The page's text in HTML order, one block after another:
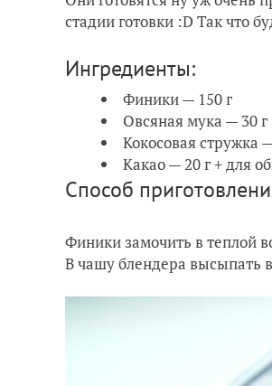
стадии готовки :D Так что
Ингредиенты:
Финики — 150 г
Овсяная мука — 30 г
Кокосовая стружка
Какао — 20 г + для
Способ
Финики замочить в теплой
В чашу блендера высыпать